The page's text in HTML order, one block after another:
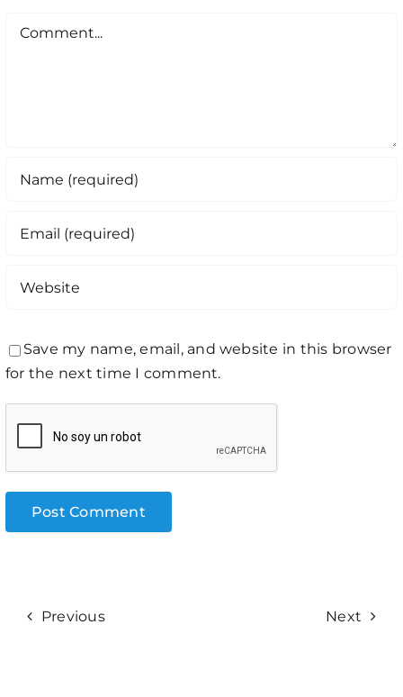
Comment
Save my name, email, and website in this browser
for the next time I comment.
Previous Next